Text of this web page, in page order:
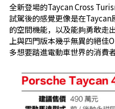
全新登場的Taycan Cross
試駕後的感覺更像是在
的空間機能，以及能夠勇敢走
上與四門版本幾乎無異的絕佳
多想要踏進電動車世界的消費者